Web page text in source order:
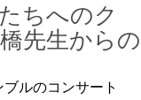
ちへのク
先生からの